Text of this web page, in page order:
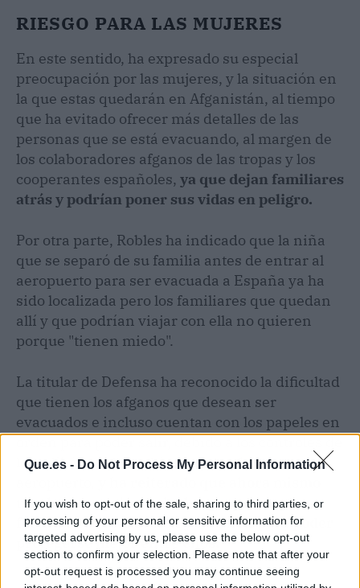
Que.es - Do Not Process My Personal Information
If you wish to opt-out of the sale, sharing to third parties, or
processing of your personal or sensitive information for
targeted advertising by us, please use the below opt-out
section to confirm your selection. Please note that after your
opt-out request is processed you may continue seeing
RIESGO PARA LAS MUJERES
En este sentido, ha expresado su especial
preocupación por las mujeres, y la situación en
la que estas quedarán en Afganistán, al tiempo
que ha evitado ofrecer más detalles de las
personas que se está evacuando, al margen de
los colaboradores afganos de las tropas y los
cooperantes españoles, ya que dejan familiares
atrás y podrían poner sus vidas en peligro.
Por otra parte, Robles ha indicado que la niña
que se separó de su familia antes de entrar al
aeropuerto para ser evacuada a España ya ha
sido localizada pero los familiares que quedan
allí y que podrían viajar con ella no quieren
porque "tienen miedo".
La titular de Defensa ha reconocido la dificultad
que tienen los afganos que desean ser
evacuados e incluso cuentan con los papeles en
los talibán y a la multitud agolpada frente al
una buena opción es la de agruparse, para
facilitar su localización y también para poder
protegerse mejor entre ellos.